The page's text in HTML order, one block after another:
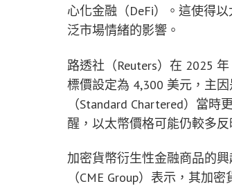
心化金融（DeFi）。這使得
泛市場情緒的影響。
路透社（Reuters）在 2025
標價設定為 4,300 美元，主
（Standard Chartered）當
醒，以太幣價格可能仍較多
加密貨幣衍生性金融商品的
（CME Group）表示，其加